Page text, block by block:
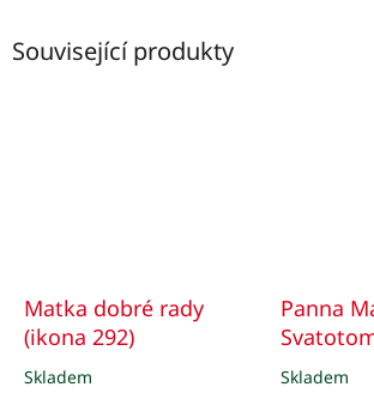
Související produkty
Matka dobré rady
(ikona 292)
Průměrné
Skladem
Panna
019)
Průměrné
Skladem